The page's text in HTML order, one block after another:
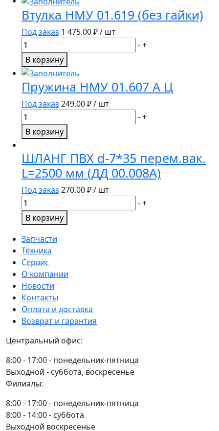
вакуумный
без
прокладки
D=25
ДПР
02.140
Втулка НМУ 01.619 (без гайки)
Под заказ 1 475.00₽ / шт
Количество
товара
Втулка
НМУ
01.619
(без
гайки)
-+
В корзину
Пружина НМУ 01.607 А Ц
Под заказ 249.00₽ / шт
Количество
товара
Пружина
01.607
А
Ц
-+
В корзину
ШЛАНГ ПВХ d-7*35 перем.вак.
L=2500 мм (ДД 00.008А)
Под заказ 270.00₽ / шт
Количество
товара
ШЛАНГ
ПВХ
d-
7*35
перем.вак.
L=2500
мм
(ДД
00.008А)
-+
В корзину
Запчасти
Техника
Сервис
О компании
Новости
Контакты
Оплата и доставка
Возврат и гарантия
Центральный офис:
8:00 - 17:00 - понедельник-пятница
Выходной - суббота, воскресенье
Филиалы:
8:00 - 17:00 - понедельник-пятница
8:00 - 14:00 - суббота
Выходной воскресенье